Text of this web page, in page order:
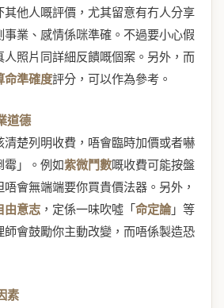
其他人嘅評價，尤其留意有冇人分享
業、感情係咪準確。不過要小心假
照片同詳細反饋嘅個案。另外，而
命準確度評分，可以作為參考。
道德
楚列明收費，唔會臨時加價或者嚇
霉」。例如紫微鬥數嘅收費可能按盤
會無端端要你買貴價法器。另外，
由意志 ，定係一味吹噓「命定論」等
會鼓勵你主動改變，而唔係製造恐
素